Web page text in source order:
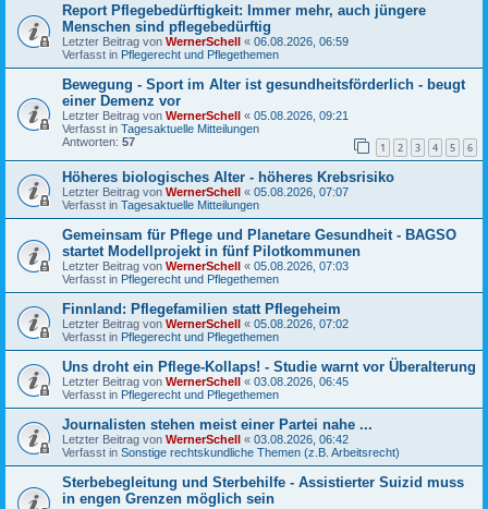
Report Pflegebedürftigkeit: Immer mehr, auch jüngere
Menschen sind pflegebedürftig
Letzter Beitrag von WernerSchell « 06.08.2026, 06:59
Verfasst in Pflegerecht und Pflegethemen
Bewegung - Sport im Alter ist gesundheitsförderlich - beugt
einer Demenz vor
Letzter Beitrag von WernerSchell « 05.08.2026, 09:21
Verfasst in Tagesaktuelle Mitteilungen
Antworten: 57 1 2 3 4 5 6
Höheres biologisches Alter - höheres Krebsrisiko
Letzter Beitrag von WernerSchell « 05.08.2026, 07:07
Verfasst in Tagesaktuelle Mitteilungen
Gemeinsam für Pflege und Planetare Gesundheit - BAGSO
startet Modellprojekt in fünf Pilotkommunen
Letzter Beitrag von WernerSchell « 05.08.2026, 07:03
Verfasst in Pflegerecht und Pflegethemen
Finnland: Pflegefamilien statt Pflegeheim
Letzter Beitrag von WernerSchell « 05.08.2026, 07:02
Verfasst in Pflegerecht und Pflegethemen
Uns droht ein Pflege-Kollaps! - Studie warnt vor Überalterung
Letzter Beitrag von WernerSchell « 03.08.2026, 06:45
Verfasst in Pflegerecht und Pflegethemen
Journalisten stehen meist einer Partei nahe ...
Letzter Beitrag von WernerSchell « 03.08.2026, 06:42
Verfasst in Sonstige rechtskundliche Themen (z.B. Arbeitsrecht)
Sterbebegleitung und Sterbehilfe - Assistierter Suizid muss
in engen Grenzen möglich sein